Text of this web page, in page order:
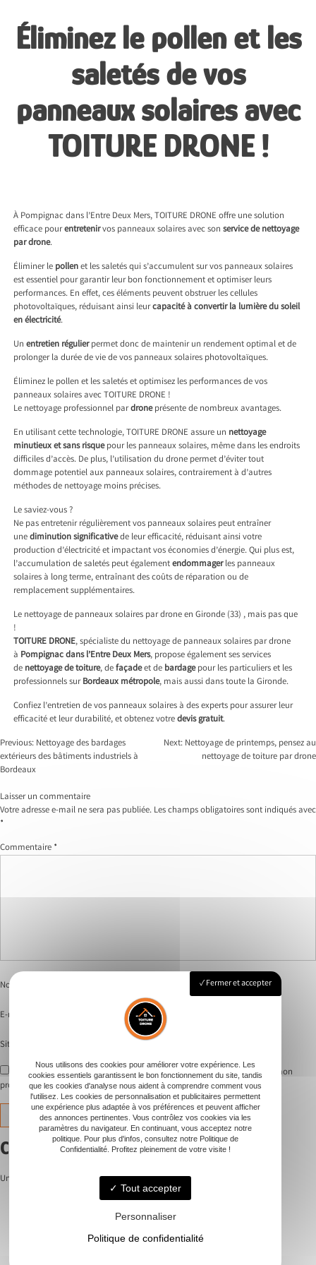
contentÉliminez le pollen et les
saletés de vos
panneaux solaires avec
TOITURE DRONE !
À Pompignac dans l’Entre Deux Mers, TOITURE DRONE offre une solution
efficace pourentretenirvos panneaux solaires avec sonservice de nettoyage
par drone.
Éliminer le pollenet les saletés qui s’accumulent sur vos panneaux solaires
est essentiel pour garantir leur bon fonctionnement et optimiser leurs
performances. En effet, ces éléments peuvent obstruer les cellules
photovoltaïques, réduisant ainsi leurcapacité à convertir la lumière du soleil
en électricité.
Unentretien régulierpermet donc de maintenir un rendement optimal et de
prolonger la durée de vie de vos panneaux solaires photovoltaïques.
Éliminez le pollen et les saletés et optimisez les performances de vos
panneaux solaires avec TOITURE DRONE !
Le nettoyage professionnel pardroneprésente de nombreux avantages.
En utilisant cette technologie, TOITURE DRONE assure un nettoyage
minutieux et sans risquepour les panneaux solaires, même dans les endroits
difficiles d’accès. De plus, l’utilisation du drone permet d’éviter tout
dommage potentiel aux panneaux solaires, contrairement à d’autres
méthodes de nettoyage moins précises.
Le saviez-vous ?
Ne pas entretenir régulièrement vos panneaux solaires peut entraîner
unediminution significativede leur efficacité, réduisant ainsi votre
production d’électricité et impactant vos économies d’énergie. Qui plus est,
l’accumulation de saletés peut égalementendommagerles panneaux
solaires à long terme, entraînant des coûts de réparation ou de
remplacement supplémentaires.
Le nettoyage de panneaux solaires par drone en Gironde (33) , mais pas que
!
TOITURE DRONE, spécialiste du nettoyage de panneaux solaires par drone
à Pompignac dans l’Entre Deux Mers, propose également ses services
de nettoyage de toiture, defaçadeet de bardagepour les particuliers et les
professionnels surBordeaux métropole, mais aussi dans toute la Gironde.
Confiez l’entretien de vos panneaux solaires à des experts pour assurer leur
efficacité et leur durabilité, et obtenez votredevis gratuit.
Navigation
de
l’article
Previous: Nettoyage des bardages
extérieurs des bâtiments industriels à
Bordeaux
Next: Nettoyage de printemps, pensez au
nettoyage de toiture par drone
Laisser un commentaire
Votre adresse e-mail ne sera pas publiée. Les champs obligatoires sont indiqués avec
*
Commentaire *
Nom
E-mail
Site web
Enregistrer mon nom, mon e-mail et mon site dans le navigateur pour mon
prochain commentaire.
Catégories
Uncategorized
Fermer et accepter
Nous utilisons des cookies pour améliorer votre expérience. Les
cookies essentiels garantissent le bon fonctionnement du site, tandis
que les cookies d'analyse nous aident à comprendre comment vous
l'utilisez. Les cookies de personnalisation et publicitaires permettent
une expérience plus adaptée à vos préférences et peuvent afficher
des annonces pertinentes. Vous contrôlez vos cookies via les
paramètres du navigateur. En continuant, vous acceptez notre
politique. Pour plus d'infos, consultez notre Politique de
Confidentialité. Profitez pleinement de votre visite !
Tout accepter
Personnaliser
Politique de confidentialité